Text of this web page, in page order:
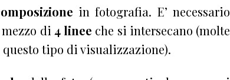
in fotografia. E’ necessario
di 4 linee che si intersecano (molte
questo tipo di visualizzazione).